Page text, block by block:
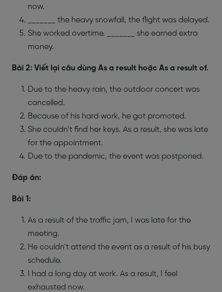
now.
_______ the heavy snowfall, the flight was delayed.
She worked overtime. _______ she earned extra
money.
Bài 2: Viết lại câu dùng As a result hoặc As a result of.
Due to the heavy rain, the outdoor concert was
cancelled.
Because of his hard work, he got promoted.
She couldn’t find her keys. As a result, she was late
for the appointment.
Due to the pandemic, the event was postponed.
Đáp án:
Bài 1:
As a result of the traffic jam, I was late for the
meeting.
He couldn’t attend the event as a result of his busy
schedule.
I had a long day at work. As a result, I feel
exhausted now.